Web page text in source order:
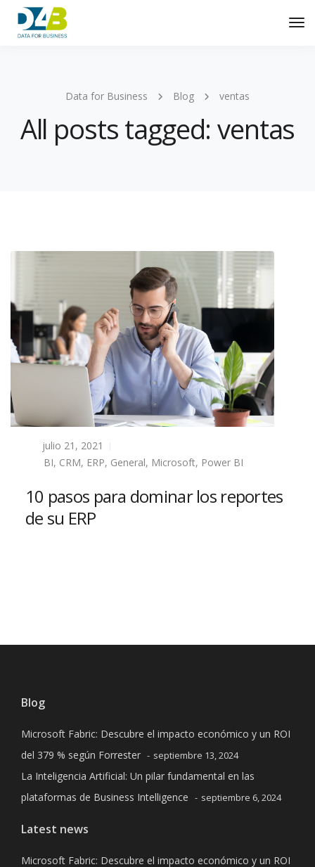
Data for Business Blog ventas
All posts tagged: ventas
julio 21, 2021
BI, CRM, ERP, General, Microsoft, Power BI
10 pasos para dominar los reportes
de su ERP
Blog
Microsoft Fabric: Descubre el impacto económico y un ROI
del 379 % según Forrester
septiembre 13, 2024
La Inteligencia Artificial: Un pilar fundamental en las
plataformas de Business Intelligence
septiembre 6, 2024
Latest news
Microsoft Fabric: Descubre el impacto económico y un ROI